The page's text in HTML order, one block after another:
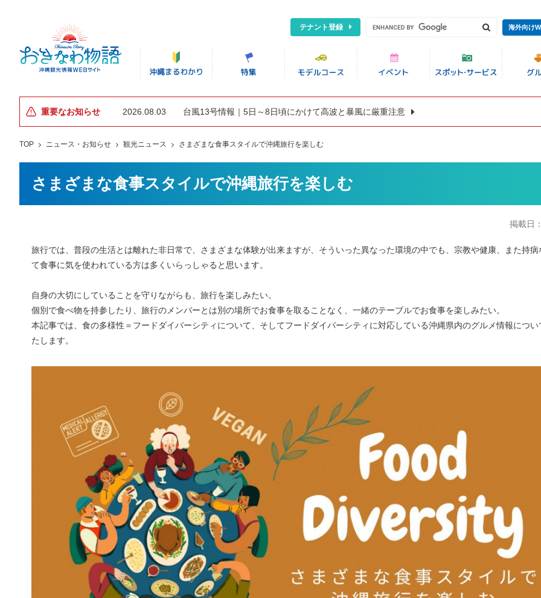
テナント登録 海外向け
重要なお知らせ 2026.08.03 台風13号情報｜5日～8日頃にかけて高波と暴風に厳重注意
TOP ニュース・お知らせ 観光ニュース さまざまな食事スタイルで沖縄旅行を楽しむ
さまざまな食事スタイルで沖縄旅行を楽しむ
掲載日
旅行では、普段の生活とは離れた非日常で、さまざまな体験が出来ますが、そういった異なった環境の中でも、宗教や健康、また持病
て食事に気を使われている方は多くいらっしゃると思います。
自身の大切にしていることを守りながらも、旅行を楽しみたい。
個別で食べ物を持参したり、旅行のメンバーとは別の場所でお食事を取ることなく、一緒のテーブルでお食事を楽しみたい。
本記事では、食の多様性＝フードダイバーシティについて、そしてフードダイバーシティに対応している沖縄県内のグルメ情報につい
たします。